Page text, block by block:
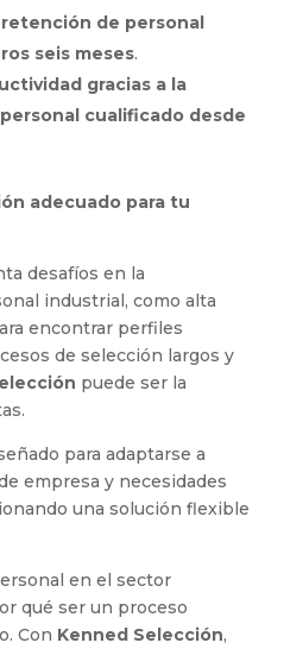
de personal
seis meses.
gracias a la
cualificado desde
adecuado para tu
desafíos en la
industrial, como alta
encontrar perfiles
de selección largos y
puede ser la
para adaptarse a
empresa y necesidades
una solución flexible
en el sector
qué ser un proceso
Con Kenned Selección,